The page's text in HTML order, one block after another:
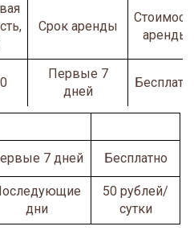
Срок аренды
аренды
Первые 7
дней
рублей/
сутки
7 дней Бесплатно
дни
50 рублей/
сутки